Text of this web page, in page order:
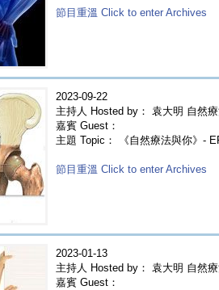
節目重溫 Click to enter Archives
2023-09-22
主持人 Hosted by： 袁大明 自然
嘉賓 Guest：
主題 Topic： 《自然療法與你》-
節目重溫 Click to enter Archives
2023-01-13
主持人 Hosted by： 袁大明 自然
嘉賓 Guest：